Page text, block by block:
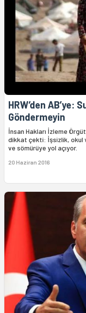
HRW’den AB’ye:
Göndermeyin
İnsan Hakları İzleme
dikkat çekti: İşsizlik, okul
ve sömürüye yol açıyor.
20 Haziran 2016